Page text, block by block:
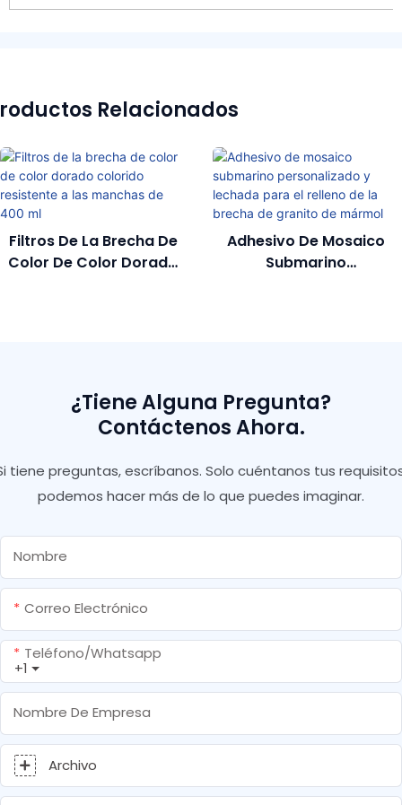
Relacionados
Filtros De La Brecha De
Color De Color Dorado
Adhesivo De Mosaico
Submarino
¿Tiene Alguna Pregunta?
Contáctenos Ahora.
tiene preguntas, escríbanos. Solo cuéntanos tus
podemos hacer más de lo que puedes imaginar.
Nombre
Correo Electrónico
+1
Teléfono/whatsapp
Nombre De Empresa
Archivo